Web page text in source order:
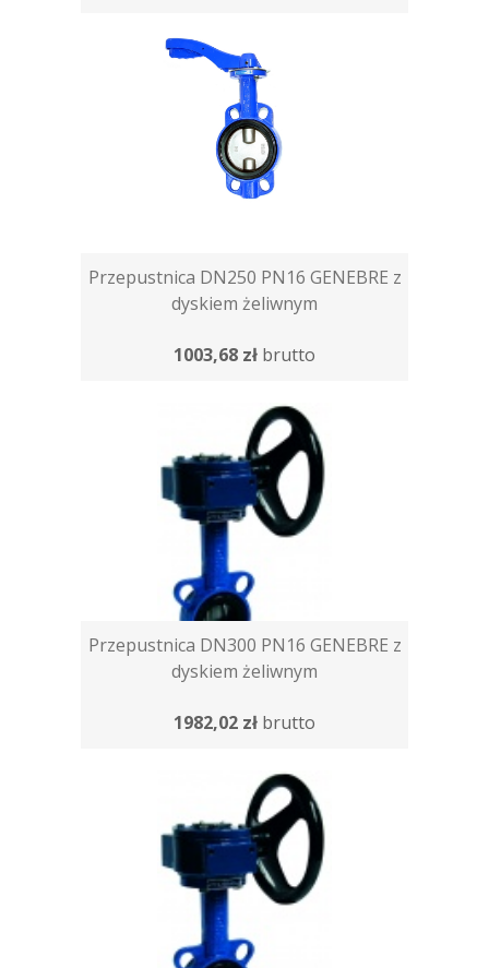
Przepustnica DN250 PN16 GENEBRE z
dyskiem żeliwnym
1003,68 zł brutto
Przepustnica DN300 PN16 GENEBRE z
dyskiem żeliwnym
1982,02 zł brutto